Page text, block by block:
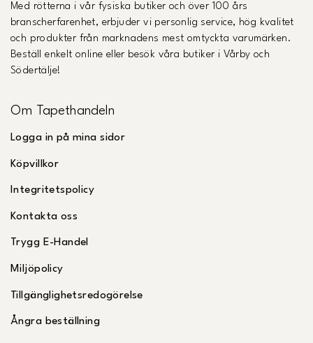
Med rötterna i vår fysiska butiker och över 100 års
branscherfarenhet, erbjuder vi personlig service, hög kvalitet
och produkter från marknadens mest omtyckta varumärken.
Beställ enkelt online eller besök våra butiker i Vårby och
Södertälje!
Om Tapethandeln
Logga in på mina sidor
Köpvillkor
Integritetspolicy
Kontakta oss
Trygg E-Handel
Miljöpolicy
Tillgänglighetsredogörelse
Ångra beställning